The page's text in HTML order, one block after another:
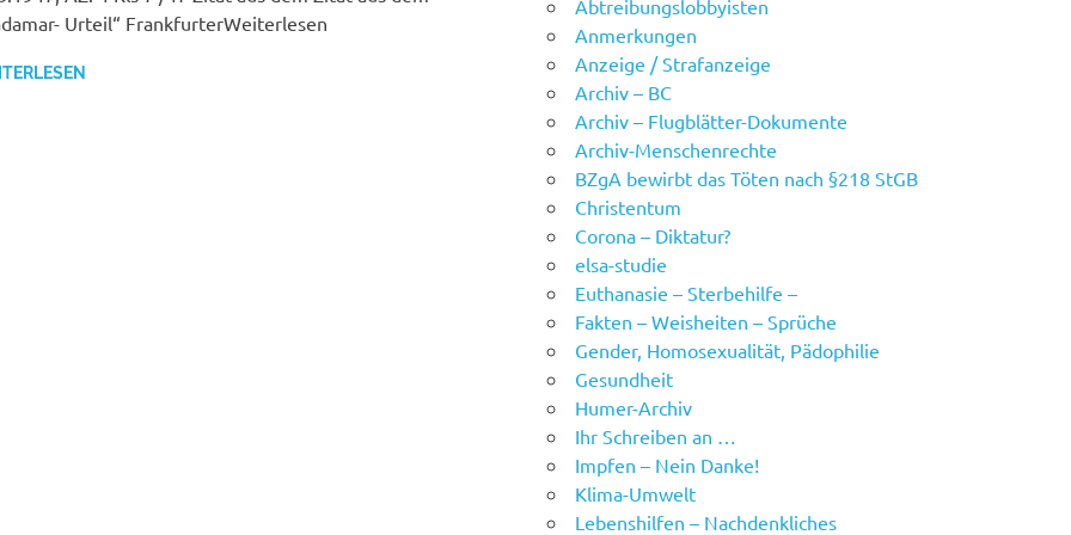
Urteil“ FrankfurterWeiterlesen
Abtreibungslobbyisten
Anmerkungen
Anzeige / Strafanzeige
Archiv – BC
Archiv – Flugblätter-Dokumente
Archiv-Menschenrechte
BZgA bewirbt das Töten nach §218 StGB
Christentum
Corona – Diktatur?
elsa-studie
Euthanasie – Sterbehilfe –
Fakten – Weisheiten – Sprüche
Gender, Homosexualität, Pädophilie
Gesundheit
Humer-Archiv
Ihr Schreiben an …
Impfen – Nein Danke!
Klima-Umwelt
Lebenshilfen – Nachdenkliches